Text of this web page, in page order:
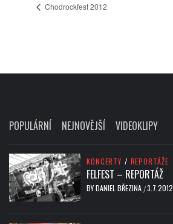
Chodrockfest 2012
POPULÁRNÍ NEJNOVĚJŠÍ VIDEOKLIPY
KONCERTY / REPORTÁŽE
FELFEST – REPORTÁŽ
BYDANIEL BŘEZINA /3.7.2012